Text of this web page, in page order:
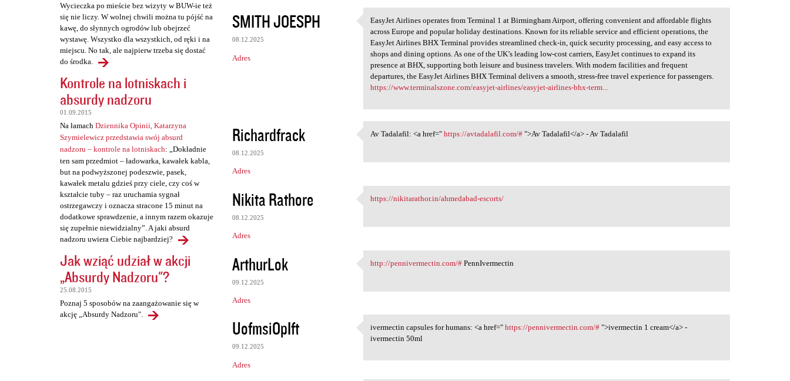
Wycieczka po mieście bez wizyty w BUW-ie też
się nie liczy. W wolnej chwili można tu pójść na
kawę, do słynnych ogrodów lub obejrzeć
wystawę. Wszystko dla wszystkich, od ręki i na
miejscu. No tak, ale najpierw trzeba się dostać
do środka.
Kontrole na lotniskach i
absurdy nadzoru
01.09.2015
Na łamach Dziennika Opinii, Katarzyna
Szymielewicz przedstawia swój absurd
nadzoru – kontrole na lotniskach: „Dokładnie
ten sam przedmiot – ładowarka, kawałek kabla,
but na podwyższonej podeszwie, pasek,
kawałek metalu gdzieś przy ciele, czy coś w
kształcie tuby – raz uruchamia sygnał
ostrzegawczy i oznacza stracone 15 minut na
dodatkowe sprawdzenie, a innym razem okazuje
się zupełnie niewidzialny”. A jaki absurd
nadzoru uwiera Ciebie najbardziej?
Jak wziąć udział w akcji
„Absurdy Nadzoru"?
25.08.2015
Poznaj 5 sposobów na zaangażowanie się w
akcję „Absurdy Nadzoru".
e
SMITH JOESPH
08.12.2025
Adres
EasyJet Airlines operates
EasyJet Airlines operates from Terminal 1 at Birmingham Airport, offering convenient and affordable flights
across Europe and popular holiday destinations. Known for its reliable service and efficient operations, the
EasyJet Airlines BHX Terminal provides streamlined check-in, quick security processing, and easy access to
shops and dining options. As one of the UK’s leading low-cost carriers, EasyJet continues to expand its
presence at BHX, supporting both leisure and business travelers. With modern facilities and frequent
departures, the EasyJet Airlines BHX Terminal delivers a smooth, stress-free travel experience for passengers.
https://www.terminalszone.com/easyjet-airlines/easyjet-airlines-bhx-term...
Richardfrack
08.12.2025
Adres
Av Tadalafil: <a href=" https
Av Tadalafil: <a href="https://avtadalafil.com/# ">Av Tadalafil</a> - Av Tadalafil
Nikita Rathore
08.12.2025
Adres
https://nikitarathor.in
https://nikitarathor.in/ahmedabad-escorts/
ArthurLok
09.12.2025
Adres
http://pennivermectin.com/#
http://pennivermectin.com/# PennIvermectin
UofmsiOpIft
09.12.2025
Adres
ivermectin capsules for
ivermectin capsules for humans: <a href="https://pennivermectin.com/# ">ivermectin 1 cream</a> -
ivermectin 50ml